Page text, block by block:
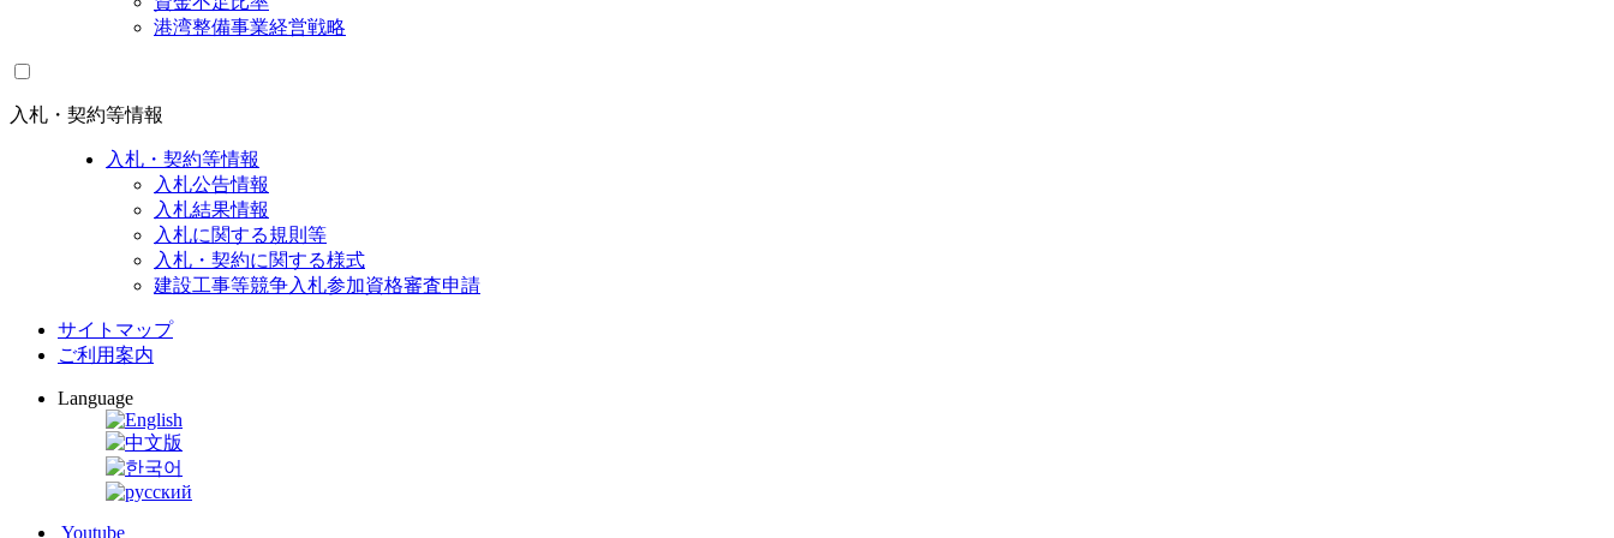
港湾整備事業経営戦略
入札・契約等情報
入札・契約等情報
入札公告情報
入札結果情報
入札に関する規則等
入札・契約に関する様式
建設工事等競争入札参加資格審査申請
サイトマップ
ご利用案内
Language
Youtube